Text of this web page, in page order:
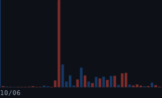
10/06